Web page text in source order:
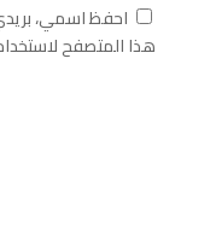
احفظ اسمي،
هذا المتصفح